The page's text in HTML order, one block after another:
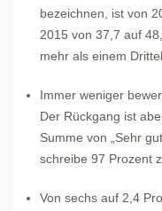
bezeichnen, ist von
2015 von 37,7 auf
mehr als einem
Immer weniger
Der Rückgang ist
Summe von „Sehr
schreibe 97 Prozent
Von sechs auf 2,4